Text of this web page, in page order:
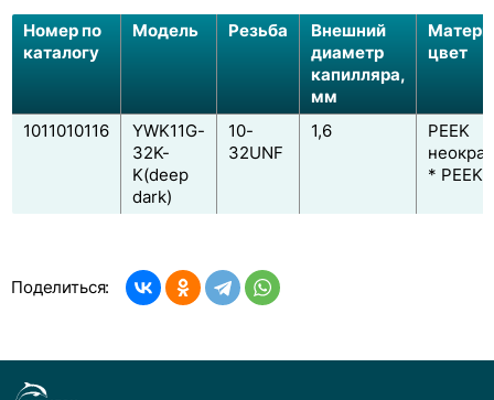
Номер по
каталогу
Модель Резьба
Внешний
диаметр
капилляра,
мм
цвет
1011010116
YWK11G-
32K-
K(deep
dark)
10-
32UNF
1,6
PEEK
* PEEK
Поделиться: